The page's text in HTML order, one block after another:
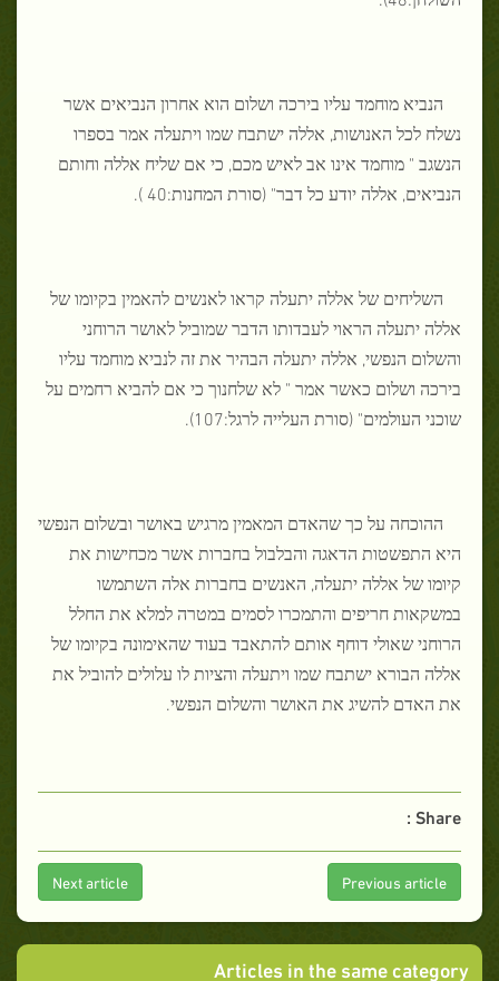
הנביא מוחמד עליו בירכה ושלום הוא אחרון הנביאים אשר
נשלח לכל האנושות, אללה ישתבח שמו ויתעלה אמר בספרו
הנשגב " מוחמד אינו אב לאיש מכם, כי אם שליח אללה וחותם
הנביאים, אללה יודע כל דבר" (סורת המחנות:40 ).
השליחים של אללה יתעלה קראו לאנשים להאמין בקיומו של
אללה יתעלה הראוי לעבדותו הדבר שמוביל לאושר הרוחני
והשלום הנפשי, אללה יתעלה הבהיר את זה לנביא מוחמד עליו
בירכה ושלום כאשר אמר " לא שלחנוך כי אם להביא רחמים על
שוכני העולמים" (סורת העלייה לרגל:107).
ההוכחה על כך שהאדם המאמין מרגיש באושר ובשלום הנפשי
היא התפשטות הדאגה והבלבול בחברות אשר מכחישות את
קיומו של אללה יתעלה, האנשים בחברות אלה השתמשו
במשקאות חריפים והתמכרו לסמים במטרה למלא את החלל
הרוחני שאולי דוחף אותם להתאבד בעוד שהאימונה בקיומו של
אללה הבורא ישתבח שמו ויתעלה והציות לו עלולים להוביל את
את האדם להשיג את האושר והשלום הנפשי.
Share :
Previous article
Next article
Articles in the same category